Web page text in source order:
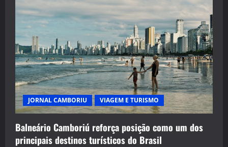
JORNAL CAMBORIU VIAGEM E TURISMO
Balneário Camboriú reforça posição como um dos
principais destinos turísticos do Brasil